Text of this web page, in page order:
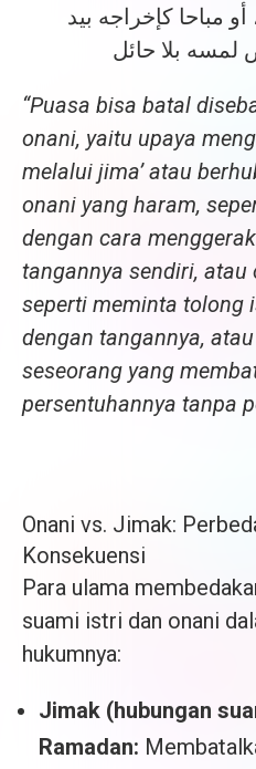
مباحا كإخراجه بيد
لمسه بلا حائل
“Puasa bisa batal
onani, yaitu upaya
melalui jima’ atau
onani yang haram,
dengan cara
tangannya sendiri, atau
seperti meminta tolong
dengan tangannya,
seseorang yang
persentuhannya tanpa
Onani vs. Jimak:
Konsekuensi
Para ulama
suami istri dan onani
hukumnya:
Jimak (hubungan
Ramadan: